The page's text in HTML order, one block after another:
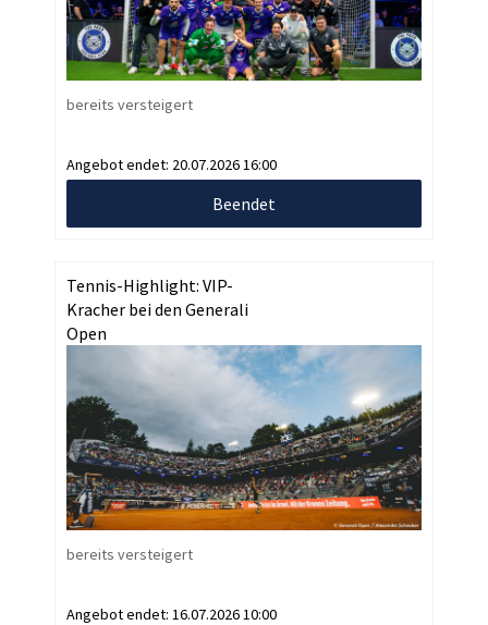
bereits versteigert
Angebot endet: 20.07.2026 16:00
Beendet
Tennis-Highlight: VIP-
Kracher bei den Generali
Open
bereits versteigert
Angebot endet: 16.07.2026 10:00